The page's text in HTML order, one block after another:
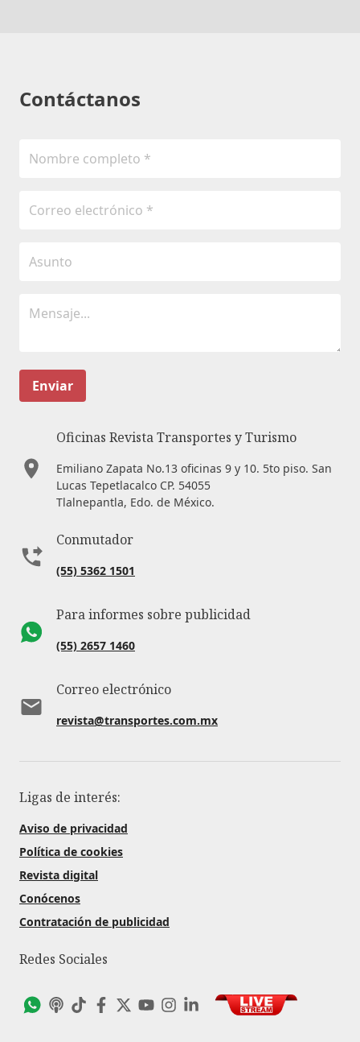
Contáctanos
Enviar
Oficinas Revista Transportes y Turismo
Emiliano Zapata No.13 oficinas 9 y 10. 5to piso. San
Lucas Tepetlacalco CP. 54055
Tlalnepantla, Edo. de México.
Conmutador
(55) 5362 1501
Para informes sobre publicidad
(55) 2657 1460
Correo electrónico
revista@transportes.com.mx
Ligas de interés:
Aviso de privacidad
Política de cookies
Revista digital
Conócenos
Contratación de publicidad
Redes Sociales